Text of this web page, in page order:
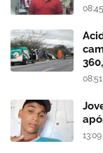
08:45
08:51
13:09